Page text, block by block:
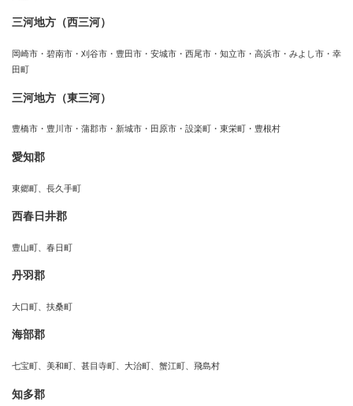
三河地方（西三河）
岡崎市・碧南市・刈谷市・豊田市・安城市・西尾市・知立市・高浜市・みよし市・幸
田町
三河地方（東三河）
豊橋市・豊川市・蒲郡市・新城市・田原市・設楽町・東栄町・豊根村
愛知郡
東郷町、長久手町
西春日井郡
豊山町、春日町
丹羽郡
大口町、扶桑町
海部郡
七宝町、美和町、甚目寺町、大治町、蟹江町、飛島村
知多郡